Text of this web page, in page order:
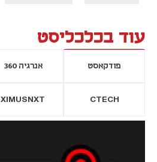
עוד בכלכליסט
פודקאסט אנרגיה 360
CTECH
XIMUSNXT
חדשה